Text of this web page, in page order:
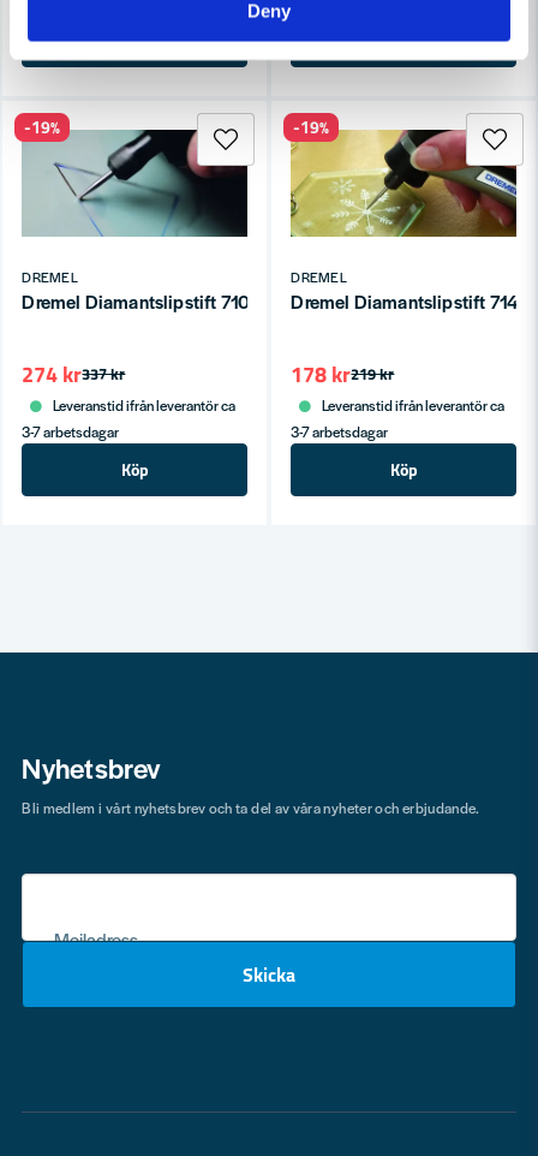
Deny
Köp Köp
DREMEL
Dremel Diamantslipstift 7105 4,3mm
337 kr
274 kr
Leveranstid ifrån leverantör ca
3-7 arbetsdagar
Köp
-19%
DREMEL
Dremel Diamantslipstift 7144
219 kr
178 kr
Leveranstid ifrån leverantör ca
3-7 arbetsdagar
Köp
-19%
Nyhetsbrev
Mejladress
Skicka
Bli medlem i vårt nyhetsbrev och ta del av våra nyheter och erbjudande.